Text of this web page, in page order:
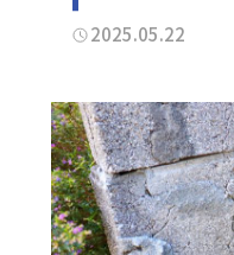
2025.05.22